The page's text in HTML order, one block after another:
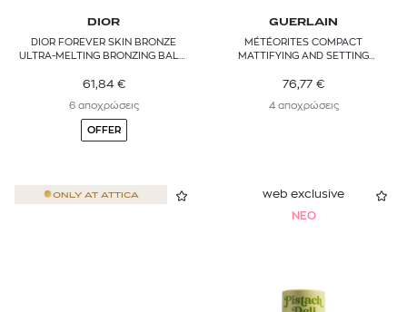
RADIANT PROFESSIONAL
RITUALS
SEBASTIAN PROFESSIONAL
DIOR
DIOR FOREVER SKIN BRONZE
ULTRA-MELTING BRONZING BALM
61,84 €
6 αποχρώσεις
OFFER
GUERLAIN
MÉTÉORITES COMPACT
MATTIFYING AND SETTING
76,77 €
4 αποχρώσεις
ONLY AT ATTICA web exclusive
NEO